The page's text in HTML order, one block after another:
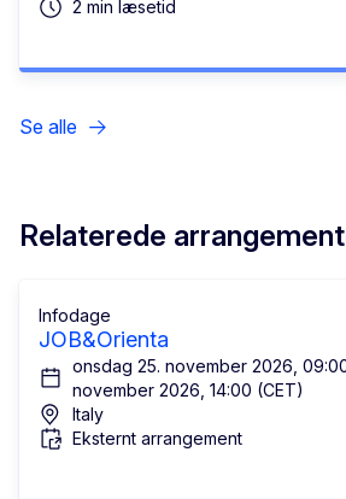
2 min læsetid
Se alle
Relaterede
Infodage
JOB&Orienta
onsdag 25. november 2026,
november 2026, 14:00 (CET)
Italy
Eksternt arrangement